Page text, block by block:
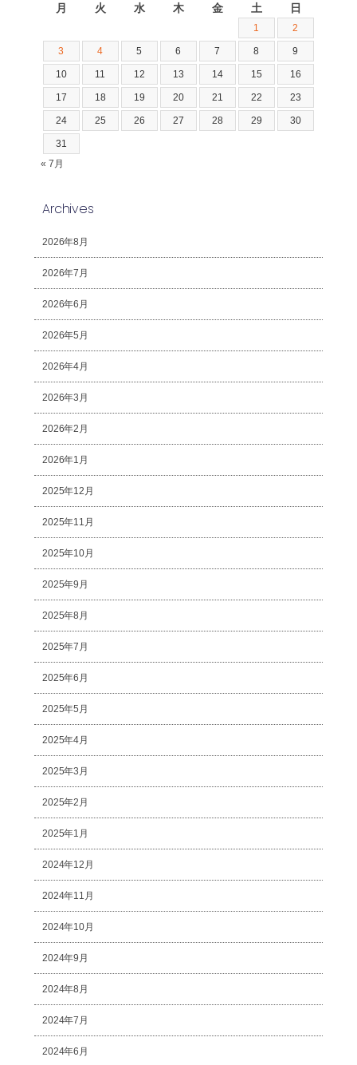
月 火 水 木 金 土 日
1 2
3 4 5 6 7 8 9
10 11 12 13 14 15 16
17 18 19 20 21 22 23
24 25 26 27 28 29 30
31
« 7月
Archives
2026年8月
2026年7月
2026年6月
2026年5月
2026年4月
2026年3月
2026年2月
2026年1月
2025年12月
2025年11月
2025年10月
2025年9月
2025年8月
2025年7月
2025年6月
2025年5月
2025年4月
2025年3月
2025年2月
2025年1月
2024年12月
2024年11月
2024年10月
2024年9月
2024年8月
2024年7月
2024年6月